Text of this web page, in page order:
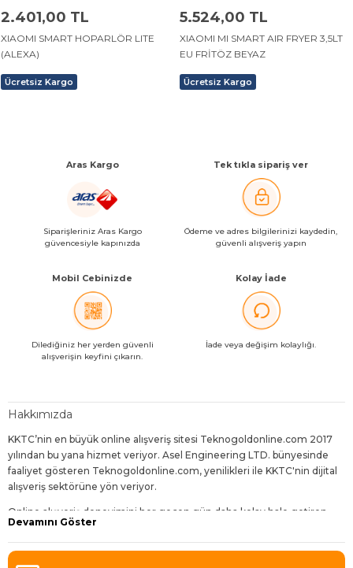
2.401,00 TL
XIAOMI SMART HOPARLÖR LITE
(ALEXA)
Ücretsiz Kargo
5.524,00 TL
XIAOMI MI SMART AIR FRYER 3,5LT
EU FRİTÖZ BEYAZ
Ücretsiz Kargo
Aras Kargo
Siparişleriniz Aras Kargo
güvencesiyle kapınızda
Tek tıkla sipariş ver
Ödeme ve adres bilgilerinizi kaydedin,
güvenli alışveriş yapın
Mobil Cebinizde
Dilediğiniz her yerden güvenli
alışverişin keyfini çıkarın.
Kolay İade
İade veya değişim kolaylığı.
Hakkımızda
KKTC’nin en büyük online alışveriş sitesi Teknogoldonline.com 2017
yılından bu yana hizmet veriyor. Asel Engineering LTD. bünyesinde
faaliyet gösteren Teknogoldonline.com, yenilikleri ile KKTC'nin dijital
alışveriş sektörüne yön veriyor.
Online alışveriş deneyimini her geçen gün daha kolay hale getiren,
dijitalleşen dünyanın gereklerine uygun geliştirmelerle sunduğu
hizmetleri daha da avantajlı kılan Teknogoldonline.com,
ziyaretçilerine bol çeşit, uygun fiyat, hızlı teslimat ve sürpriz indirimler
Devamını Göster